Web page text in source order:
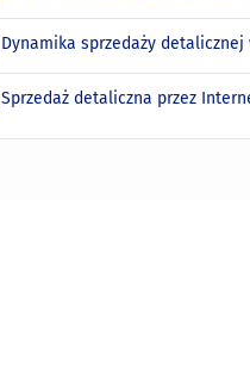
Dynamika sprzedaży detalicznej
Sprzedaż detaliczna przez